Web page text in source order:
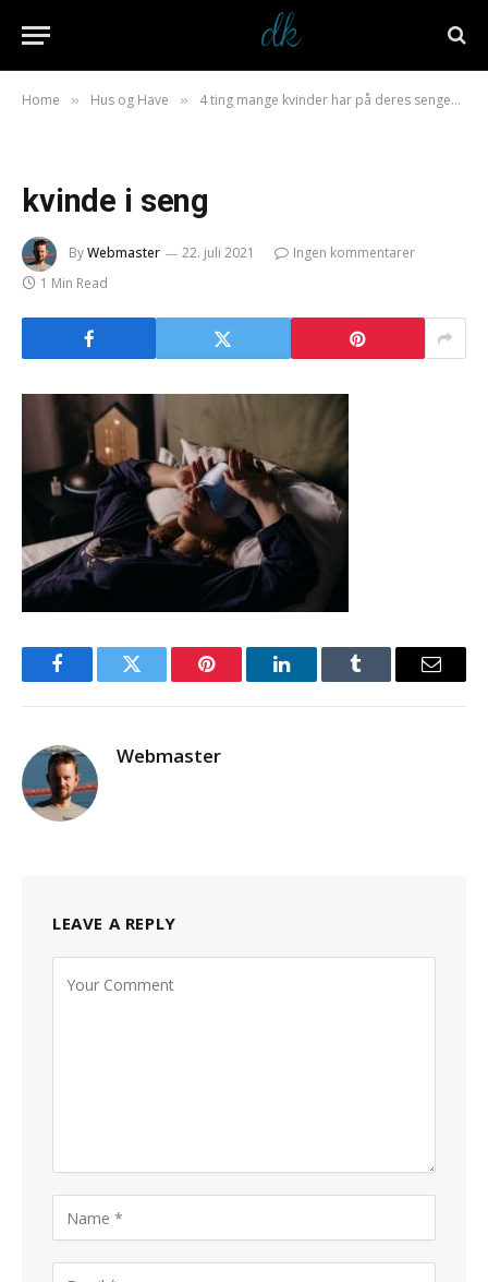
Home » Hus og Have » 4 ting mange kvinder har på deres sengebord
kvinde i seng
ByWebmaster 22. juli 2021
Ingen kommentarer
1 Min Read
FacebookTwitter Pinterest LinkedInTumblr Email
Webmaster
LEAVE A REPLY